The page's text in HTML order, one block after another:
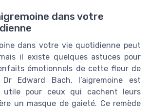
dans votre
dans votre vie quotidienne peut
il existe quelques astuces pour
émotionnels de cette fleur de
Edward Bach, l’aigremoine est
utile pour ceux qui cachent leurs
un masque de gaieté. Ce remède